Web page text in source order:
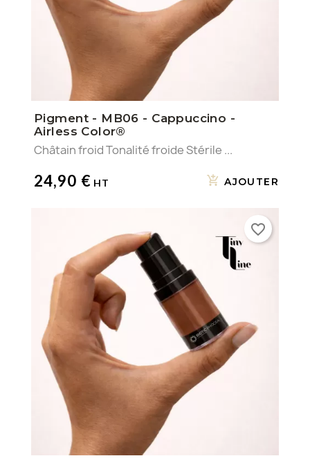
Pigment - MB06 - Cappuccino -
Airless Color®
Châtain froid Tonalité froide Stérile ...
24,90 € AJOUTER
favorite_border